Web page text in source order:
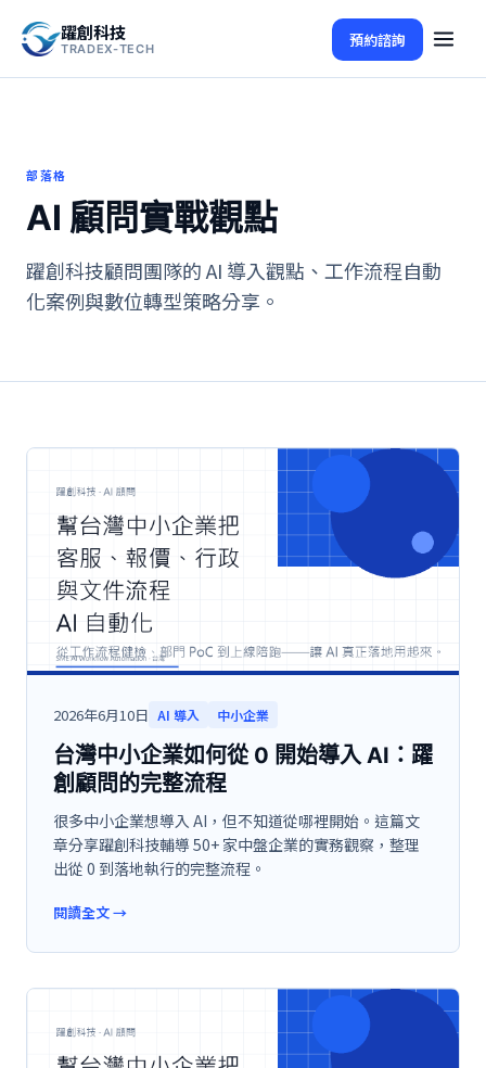
躍創科技
TRADEX-TECH 預約諮詢
部落格
AI 顧問實戰觀點
躍創科技顧問團隊的 AI 導入觀點、工作流程自動
化案例與數位轉型策略分享。
2026年6月10日 AI 導入 中小企業
台灣中小企業如何從 0 開始導入 AI：躍
創顧問的完整流程
很多中小企業想導入 AI，但不知道從哪裡開始。這篇文
章分享躍創科技輔導 50+ 家中盤企業的實務觀察，整理
出從 0 到落地執行的完整流程。
閱讀全文→